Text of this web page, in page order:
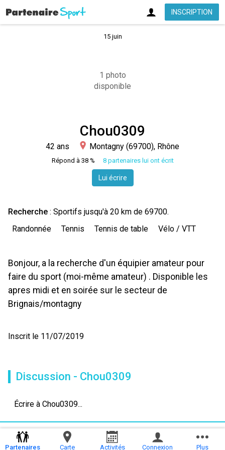
INSCRIPTION
15 juin
1 photo
disponible
Chou0309
42 ans Montagny (69700), Rhône
Répond à 38 % 8 partenaires lui ont écrit
Lui écrire
Recherche : Sportifs jusqu'à 20 km de 69700.
Randonnée
Tennis Tennis de table Vélo / VTT
Bonjour, a la recherche d'un équipier amateur pour
faire du sport (moi-même amateur) . Disponible les
apres midi et en soirée sur le secteur de
Brignais/montagny
Inscrit le 11/07/2019
Discussion - Chou0309
Écrire à Chou0309...
Partenaires Carte Activités Connexion Plus